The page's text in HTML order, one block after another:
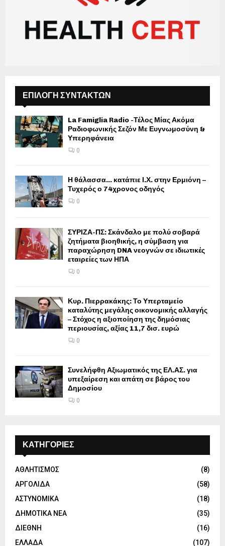
ΕΠΙΛΟΓΗ ΣΥΝΤΑΚΤΩΝ
La Famiglia Radio -Τέλος Μίας Ακόμα
Ραδιοφωνικής Σεζόν Με Ευγνωμοσύνη &
Υπερηφάνεια
0
Η θάλασσα… κατάπιε Ι.Χ. στην Ερμιόνη –
Τυχερός ο 74χρονος οδηγός
0
ΣΥΡΙΖΑ-ΠΣ: Σκάνδαλο με πολύ σοβαρά
ζητήματα βιοηθικής, η σύμβαση για
παραχώρηση DNA νεογνών σε ιδιωτικές
εταιρείες των ΗΠΑ
0
Κυρ. Πιερρακάκης: Το Υπερταμείο
καταλύτης μεγάλης οικονομικής αλλαγής
– Στόχος η αξιοποίηση της δημόσιας
περιουσίας, αξίας 11,7 δισ. ευρώ
0
Συνελήφθη Αξιωματικός της ΕΛ.ΑΣ. για
υπεξαίρεση και απάτη σε βάρος του
Δημοσίου
0
ΚΑΤΗΓΟΡΙΕΣ
ΑΘΛΗΤΙΣΜΟΣ
(8)
ΑΡΓΟΛΙΔΑ
(58)
ΑΣΤΥΝΟΜΙΚΑ
(18)
ΔΗΜΟΤΙΚΑ ΝΕΑ
(35)
ΔΙΕΘΝΗ
(16)
ΕΛΛΑΔΑ
(107)